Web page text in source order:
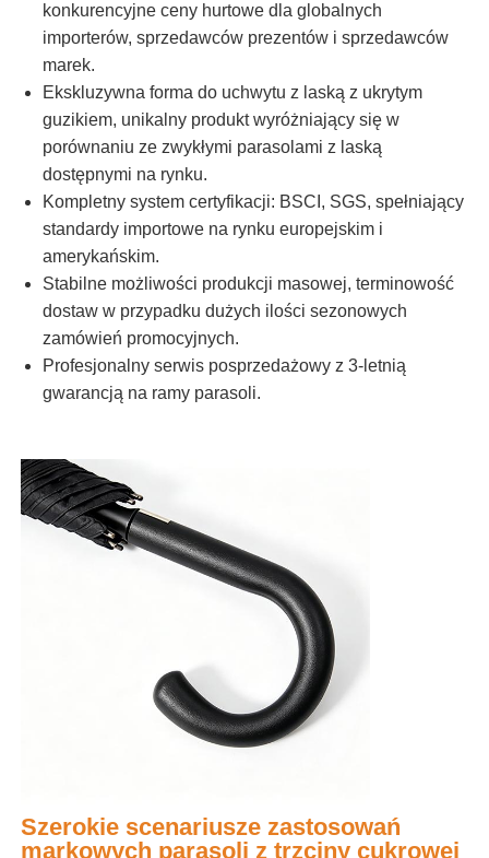
konkurencyjne ceny hurtowe dla globalnych
importerów, sprzedawców prezentów i sprzedawców
marek.
Ekskluzywna forma do uchwytu z laską z ukrytym
guzikiem, unikalny produkt wyróżniający się w
porównaniu ze zwykłymi parasolami z laską
dostępnymi na rynku.
Kompletny system certyfikacji: BSCI, SGS, spełniający
standardy importowe na rynku europejskim i
amerykańskim.
Stabilne możliwości produkcji masowej, terminowość
dostaw w przypadku dużych ilości sezonowych
zamówień promocyjnych.
Profesjonalny serwis posprzedażowy z 3-letnią
gwarancją na ramy parasoli.
Szerokie scenariusze zastosowań
markowych parasoli z trzciny cukrowej